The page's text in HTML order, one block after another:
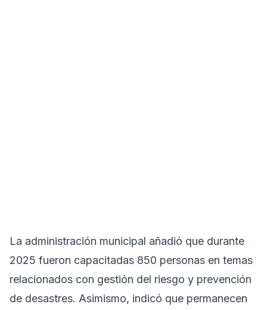
La administración municipal añadió que durante
2025 fueron capacitadas 850 personas en temas
relacionados con gestión del riesgo y prevención
de desastres. Asimismo, indicó que permanecen